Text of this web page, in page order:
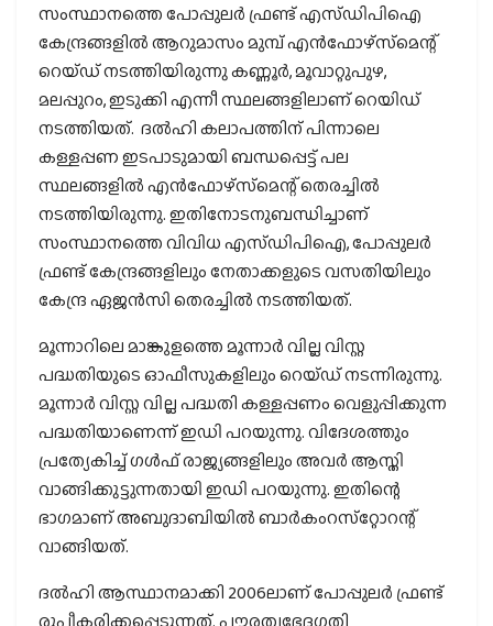
സംസ്ഥാനത്തെ പോപ്പുലര്‍ ഫ്രണ്ട് എസ്ഡിപിഐ
കേന്ദ്രങ്ങളില്‍ ആറുമാസം മുമ്പ് എന്‍ഫോഴ്‌സ്‌മെന്റ്
റെയ്ഡ് നടത്തിയിരുന്നു കണ്ണൂര്‍, മൂവാറ്റുപുഴ,
മലപ്പുറം, ഇടുക്കി എന്നീ സ്ഥലങ്ങളിലാണ് റെയിഡ്
നടത്തിയത്. ദല്‍ഹി കലാപത്തിന് പിന്നാലെ
കള്ളപ്പണ ഇടപാടുമായി ബന്ധപ്പെട്ട് പല
സ്ഥലങ്ങളില്‍ എന്‍ഫോഴ്‌സ്‌മെന്റ് തെരച്ചില്‍
നടത്തിയിരുന്നു. ഇതിനോടനുബന്ധിച്ചാണ്
സംസ്ഥാനത്തെ വിവിധ എസ്ഡിപിഐ, പോപ്പുലര്‍
ഫ്രണ്ട് കേന്ദ്രങ്ങളിലും നേതാക്കളുടെ വസതിയിലും
കേന്ദ്ര ഏജന്‍സി തെരച്ചില്‍ നടത്തിയത്.
മൂന്നാറിലെ മാങ്കുളത്തെ മൂന്നാര്‍ വില്ല വിസ്റ്റ
പദ്ധതിയുടെ ഓഫീസുകളിലും റെയ്ഡ് നടന്നിരുന്നു.
മൂന്നാര്‍ വിസ്റ്റ വില്ല പദ്ധതി കള്ളപ്പണം വെളുപ്പിക്കുന്ന
പദ്ധതിയാണെന്ന് ഇഡി പറയുന്നു. വിദേശത്തും
പ്രത്യേകിച്ച് ഗള്‍ഫ് രാജ്യങ്ങളിലും അവര്‍ ആസ്തി
വാങ്ങിക്കുട്ടുന്നതായി ഇഡി പറയുന്നു. ഇതിന്റെ
ഭാഗമാണ് അബുദാബിയില്‍ ബാര്‍കംറസ്‌റ്റോറന്റ്
വാങ്ങിയത്.
ദല്‍ഹി ആസ്ഥാനമാക്കി 2006ലാണ് പോപ്പുലര്‍ ഫ്രണ്ട്